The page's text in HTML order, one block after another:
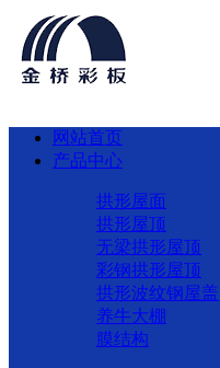
网站首页
产品中心
拱形屋面
拱形屋顶
无梁拱形屋顶
彩钢拱形屋顶
拱形波纹钢屋盖
养牛大棚
膜结构